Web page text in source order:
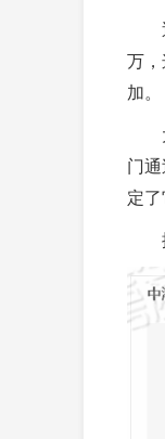
近
万，
加。
大
门
定
据